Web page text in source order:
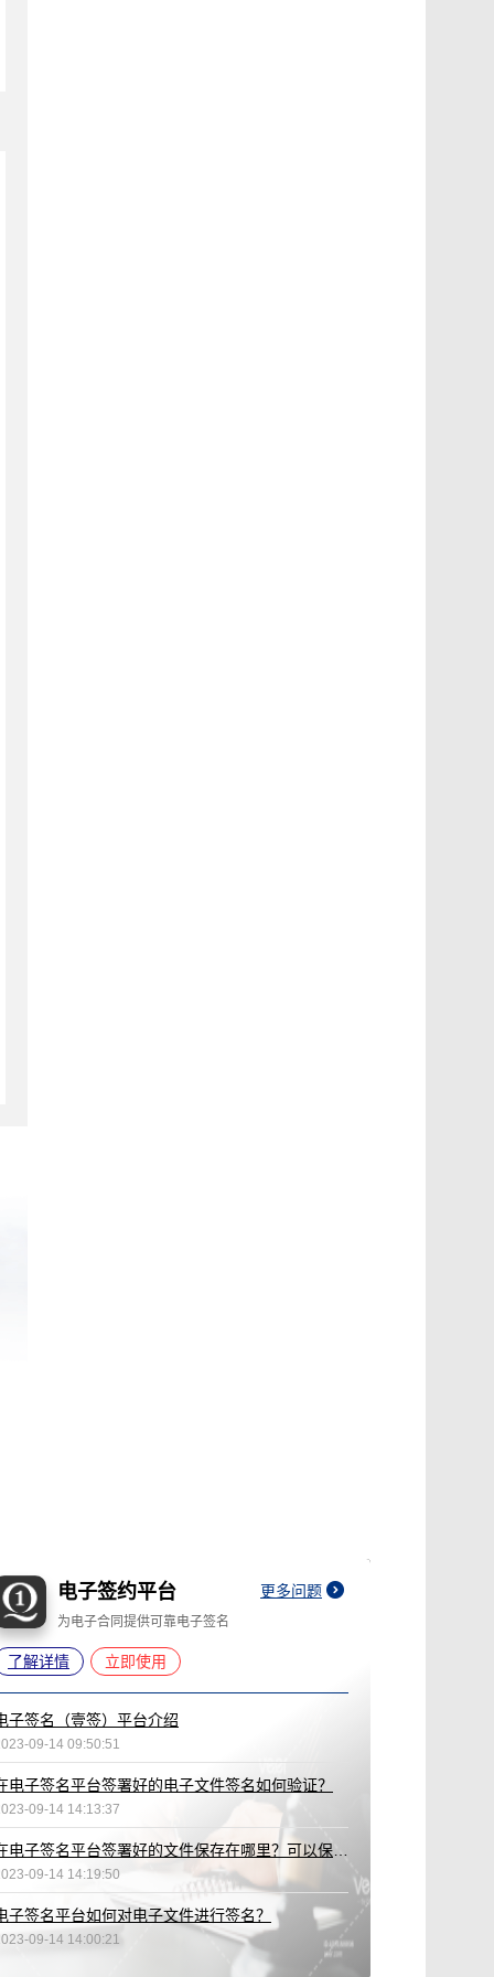
电子签约平台 更多问题
为电子合同提供可靠电子签名
了解详情 立即使用
子签名（壹签）平台介绍
09-14 09:50:51
电子签名平台签署好的电子文件签名如何验证？
09-14 14:13:37
09-14 14:19:50
子签名平台如何对电子文件进行签名？
09-14 14:00:21